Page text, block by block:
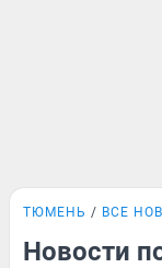
ТЮМЕНЬ ВСЕ
Новости